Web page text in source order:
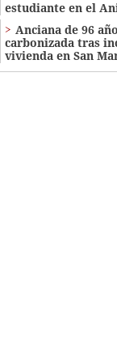
estudiante en el
Anciana de 96
carbonizada tras
vivienda en San